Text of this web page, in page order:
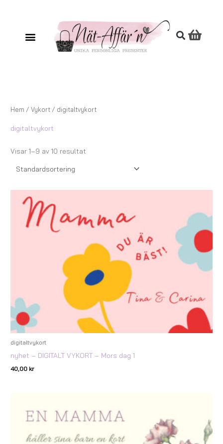
Hem /Vykort / digitaltvykort
digitaltvykort
Visar 1–9 av 10 resultat
digitaltvykort
nyhet – DIGITALT VYKORT – Mors dag 1
40,00 kr